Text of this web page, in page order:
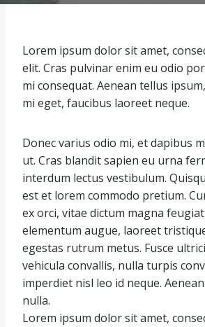
Lorem ipsum dolor sit amet,
elit. Cras pulvinar enim eu odio
mi consequat. Aenean tellus
mi eget, faucibus laoreet neque.
Donec varius odio mi, et dapibus
ut. Cras blandit sapien eu urna
interdum lectus vestibulum.
est et lorem commodo pretium.
ex orci, vitae dictum magna feugiat
elementum augue, laoreet
egestas rutrum metus. Fusce
vehicula convallis, nulla turpis
imperdiet nisl leo id neque.
nulla.
Lorem ipsum dolor sit amet,